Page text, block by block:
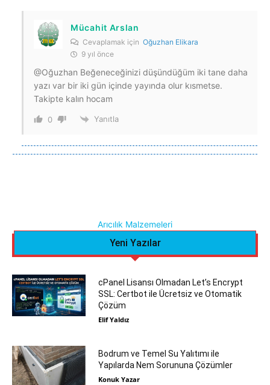
Mücahit Arslan
Cevaplamak için Oğuzhan Elikara
9 yıl önce
@Oğuzhan Beğeneceğinizi düşündüğüm iki tane daha
yazı var bir iki gün içinde yayında olur kısmetse.
Takipte kalın hocam
0 Yanıtla
Arıcılık Malzemeleri
Yeni Yazılar
cPanel Lisansı Olmadan Let’s Encrypt
SSL: Certbot ile Ücretsiz ve Otomatik
Çözüm
Elif Yaldız
Bodrum ve Temel Su Yalıtımı ile
Yapılarda Nem Sorununa Çözümler
Konuk Yazar